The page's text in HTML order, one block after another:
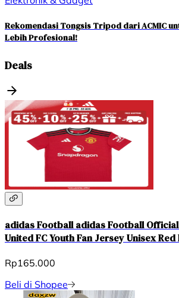
Rekomendasi Tongsis Tripod dari ACMIC
Lebih Profesional!
Deals
adidas Football adidas Football
United FC Youth Fan Jersey Unisex Red
Rp165.000
Beli di Shopee